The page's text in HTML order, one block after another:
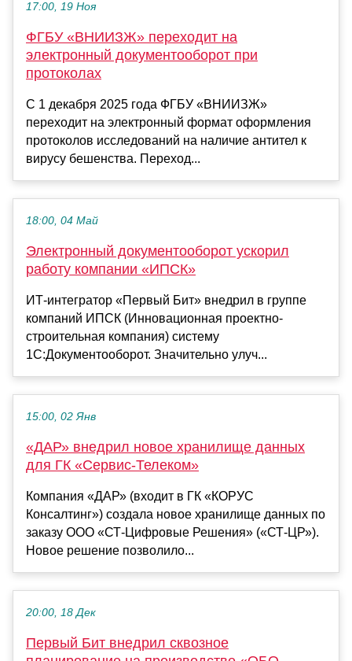
17:00, 19 Ноя
ФГБУ «ВНИИЗЖ» переходит на
электронный документооборот при
протоколах
С 1 декабря 2025 года ФГБУ «ВНИИЗЖ»
переходит на электронный формат оформления
протоколов исследований на наличие антител к
вирусу бешенства. Переход...
18:00, 04 Май
Электронный документооборот ускорил
работу компании «ИПСК»
ИТ-интегратор «Первый Бит» внедрил в группе
компаний ИПСК (Инновационная проектно-
строительная компания) систему
1С:Документооборот. Значительно улуч...
15:00, 02 Янв
«ДАР» внедрил новое хранилище данных
для ГК «Сервис-Телеком»
Компания «ДАР» (входит в ГК «КОРУС
Консалтинг») создала новое хранилище данных по
заказу ООО «СТ-Цифровые Решения» («СТ-ЦР»).
Новое решение позволило...
20:00, 18 Дек
Первый Бит внедрил сквозное